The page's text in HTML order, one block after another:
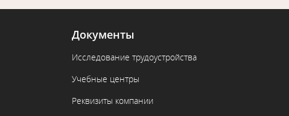
Документы
Исследование трудоустройства
Учебные центры
Реквизиты компании